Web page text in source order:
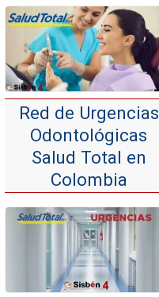
Red de Urgencias
Odontológicas
Salud Total en
Colombia